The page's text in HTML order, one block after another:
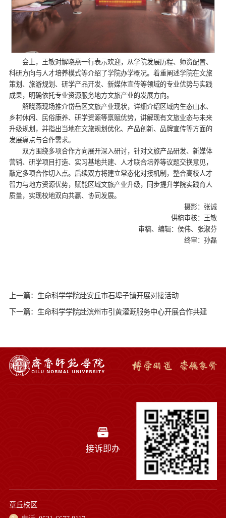
会上，王敏对解晓燕一行表示欢迎，从学院发展历程、师资配置、
科研方向与人才培养模式等介绍了学院办学概况。着重阐述学院在文旅
策划、旅游规划、研学产品开发、新媒体宣传等领域的专业优势与实践
成果，明确依托专业资源服务地方文旅产业的发展方向。
解晓燕现场推介岱岳区文旅产业现状，详细介绍区域内生态山水、
乡村休闲、民俗康养、研学资源等禀赋优势，讲解现有文旅业态与未来
升级规划，并指出当地在文旅规划优化、产品创新、品牌宣传等方面的
发展痛点与合作需求。
双方围绕多项合作方向展开深入研讨，针对文旅产品研发、新媒体
营销、研学项目打造、实习基地共建、人才联合培养等议题交换意见，
敲定多项合作切入点。后续双方将建立常态化对接机制，整合高校人才
智力与地方资源优势，赋能区域文旅产业升级，同步提升学院实践育人
质量，实现校地双向共赢、协同发展。
摄影：张诚
供稿审核：王敏
审稿、编辑：侯伟、张淑芬
终审：孙磊
上一篇：生命科学学院赴安丘市石埠子镇开展对接活动
下一篇：生命科学学院赴滨州市引黄灌溉服务中心开展合作共建
接诉即办
章丘校区